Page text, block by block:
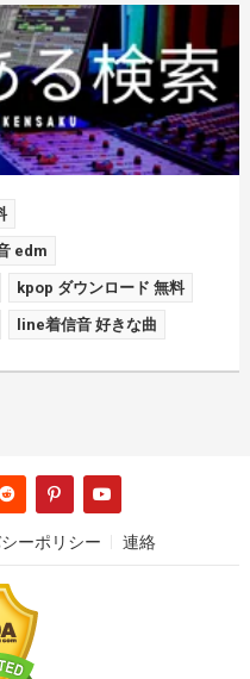
edm
kpop ダウンロード 無料
line着信音 好きな曲
ーポリシー 連絡